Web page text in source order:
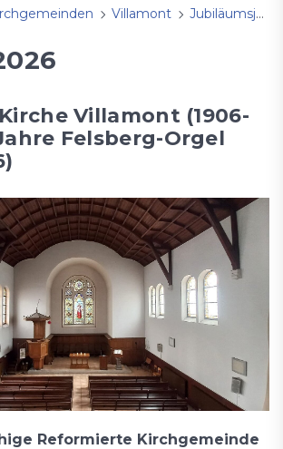
Villamont Jubiläumsjahr 2026
Villamont (1906-
Felsberg-Orgel
Reformierte Kirchgemeinde